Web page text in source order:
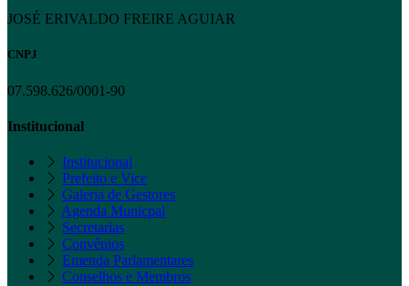
JOSÉ ERIVALDO FREIRE AGUIAR
CNPJ
07.598.626/0001-90
Institucional
Institucional
Prefeito e Vice
Galeria de Gestores
Agenda Municpal
Secretarias
Convênios
Emenda Parlamentares
Conselhos e Membros